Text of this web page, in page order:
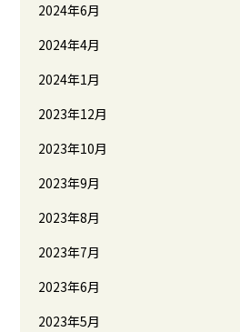
2024年6月
2024年4月
2024年1月
2023年12月
2023年10月
2023年9月
2023年8月
2023年7月
2023年6月
2023年5月